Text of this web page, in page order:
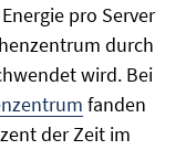
pro Server
durch
wird. Bei
fanden
der Zeit im